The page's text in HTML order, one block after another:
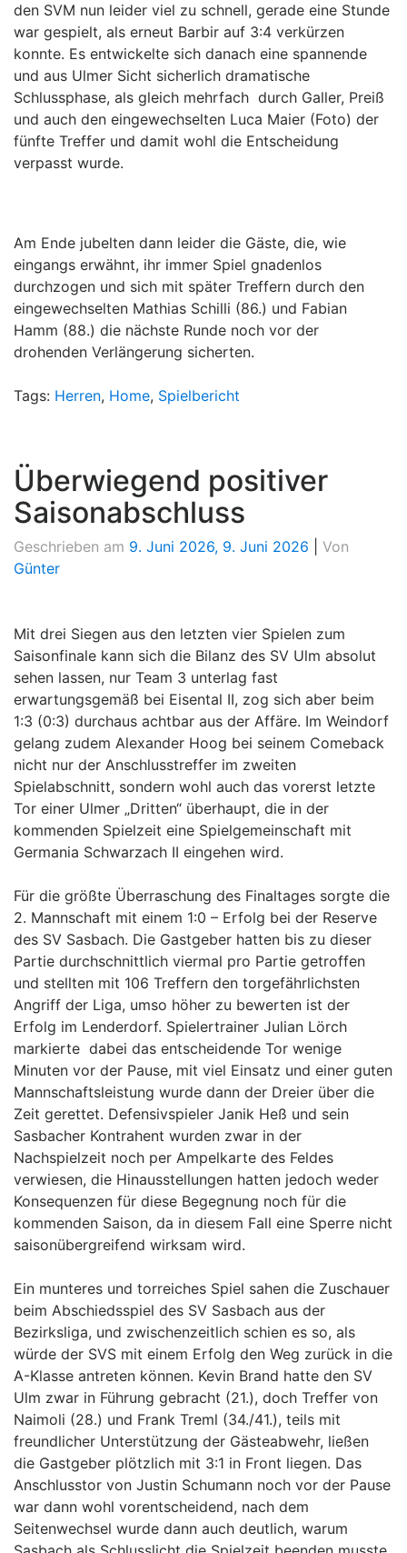
den SVM nun leider viel zu schnell, gerade eine Stunde
war gespielt, als erneut Barbir auf 3:4 verkürzen
konnte. Es entwickelte sich danach eine spannende
und aus Ulmer Sicht sicherlich dramatische
Schlussphase, als gleich mehrfach durch Galler, Preiß
und auch den eingewechselten Luca Maier (Foto) der
fünfte Treffer und damit wohl die Entscheidung
verpasst wurde.
Am Ende jubelten dann leider die Gäste, die, wie
eingangs erwähnt, ihr immer Spiel gnadenlos
durchzogen und sich mit später Treffern durch den
eingewechselten Mathias Schilli (86.) und Fabian
Hamm (88.) die nächste Runde noch vor der
drohenden Verlängerung sicherten.
Tags: Herren, Home, Spielbericht
Überwiegend positiver
Saisonabschluss
Geschrieben am 9. Juni 2026, 9. Juni 2026
Von
Günter
Mit drei Siegen aus den letzten vier Spielen zum
Saisonfinale kann sich die Bilanz des SV Ulm absolut
sehen lassen, nur Team 3 unterlag fast
erwartungsgemäß bei Eisental II, zog sich aber beim
1:3 (0:3) durchaus achtbar aus der Affäre. Im Weindorf
gelang zudem Alexander Hoog bei seinem Comeback
nicht nur der Anschlusstreffer im zweiten
Spielabschnitt, sondern wohl auch das vorerst letzte
Tor einer Ulmer „Dritten“ überhaupt, die in der
kommenden Spielzeit eine Spielgemeinschaft mit
Germania Schwarzach II eingehen wird.
Für die größte Überraschung des Finaltages sorgte die
2. Mannschaft mit einem 1:0 – Erfolg bei der Reserve
des SV Sasbach. Die Gastgeber hatten bis zu dieser
Partie durchschnittlich viermal pro Partie getroffen
und stellten mit 106 Treffern den torgefährlichsten
Angriff der Liga, umso höher zu bewerten ist der
Erfolg im Lenderdorf. Spielertrainer Julian Lörch
markierte dabei das entscheidende Tor wenige
Minuten vor der Pause, mit viel Einsatz und einer guten
Mannschaftsleistung wurde dann der Dreier über die
Zeit gerettet. Defensivspieler Janik Heß und sein
Sasbacher Kontrahent wurden zwar in der
Nachspielzeit noch per Ampelkarte des Feldes
verwiesen, die Hinausstellungen hatten jedoch weder
Konsequenzen für diese Begegnung noch für die
kommenden Saison, da in diesem Fall eine Sperre nicht
saisonübergreifend wirksam wird.
Ein munteres und torreiches Spiel sahen die Zuschauer
beim Abschiedsspiel des SV Sasbach aus der
Bezirksliga, und zwischenzeitlich schien es so, als
würde der SVS mit einem Erfolg den Weg zurück in die
A-Klasse antreten können. Kevin Brand hatte den SV
Ulm zwar in Führung gebracht (21.), doch Treffer von
Naimoli (28.) und Frank Treml (34./41.), teils mit
freundlicher Unterstützung der Gästeabwehr, ließen
die Gastgeber plötzlich mit 3:1 in Front liegen. Das
Anschlusstor von Justin Schumann noch vor der Pause
war dann wohl vorentscheidend, nach dem
Seitenwechsel wurde dann auch deutlich, warum